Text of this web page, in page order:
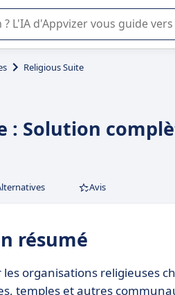
guide dans l'utilisation ou la
Religious Suite
: Solution
Avis
résumé
les organisations religieuses
temples et autres